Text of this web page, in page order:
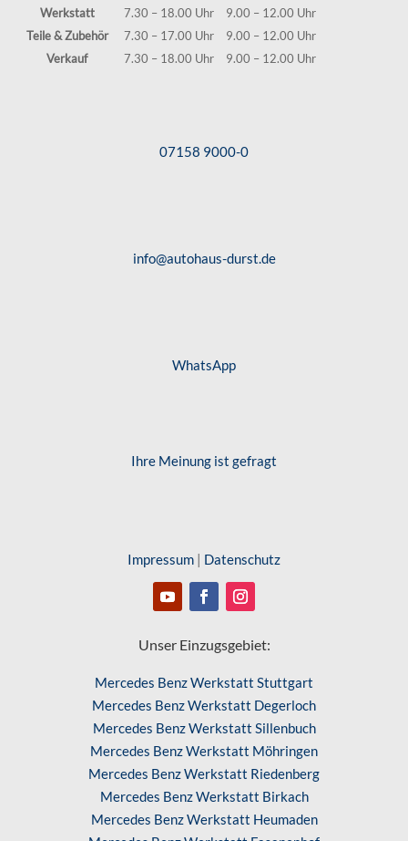
Werkstatt
7.30 – 18.00 Uhr
9.00 – 12.00 Uhr
Teile & Zubehör
7.30 – 17.00 Uhr
9.00 – 12.00 Uhr
Verkauf
7.30 – 18.00 Uhr 9.00 – 12.00 Uhr
07158 9000-0
info@autohaus-durst.de
WhatsApp
Ihre Meinung ist gefragt
Impressum | Datenschutz
Unser Einzugsgebiet:
Mercedes Benz Werkstatt Stuttgart
Mercedes Benz Werkstatt Degerloch
Mercedes Benz Werkstatt Sillenbuch
Mercedes Benz Werkstatt Möhringen
Mercedes Benz Werkstatt Riedenberg
Mercedes Benz Werkstatt Birkach
Mercedes Benz Werkstatt Heumaden